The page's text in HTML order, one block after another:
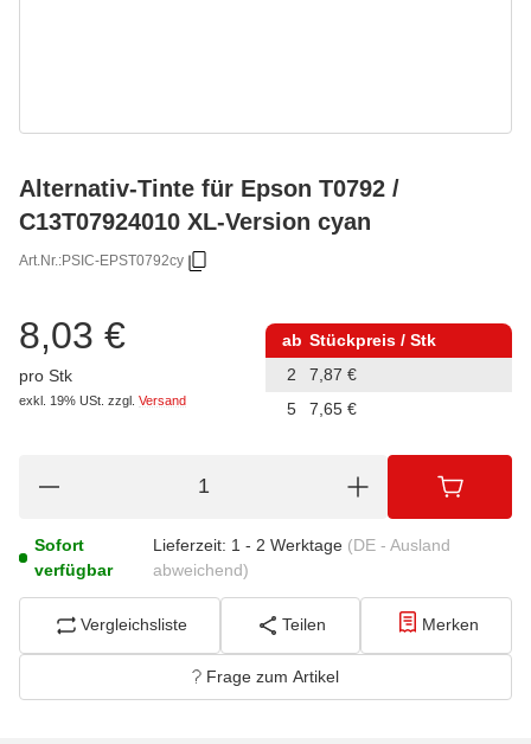
Alternativ-Tinte für Epson T0792 /
C13T07924010 XL-Version cyan
Art.Nr.:PSIC-EPST0792cy
8,03 €
pro Stk
exkl. 19% USt. zzgl. Versand
ab Stückpreis / Stk
2
7,87 €
5
7,65 €
Sofort
verfügbar
Lieferzeit: 1 - 2 Werktage (DE - Ausland
abweichend)
Vergleichsliste Teilen Merken
Frage zum Artikel